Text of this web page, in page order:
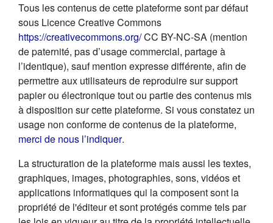
Tous les contenus de cette plateforme sont par défaut
sous Licence Creative Commons
https://creativecommons.org/(s'ouvre dans un nouvel
CC BY-NC-SA (mention
de paternité, pas d’usage commercial, partage à
l’identique), sauf mention expresse différente, afin de
permettre aux utilisateurs de reproduire sur support
papier ou électronique tout ou partie des contenus mis
à disposition sur cette plateforme. Si vous constatez un
usage non conforme de contenus de la plateforme,
merci de nous l’indiquer(s'ouvre dans un nouvel onglet)
.
La structuration de la plateforme mais aussi les textes,
graphiques, images, photographies, sons, vidéos et
applications informatiques qui la composent sont la
propriété de l'éditeur et sont protégés comme tels par